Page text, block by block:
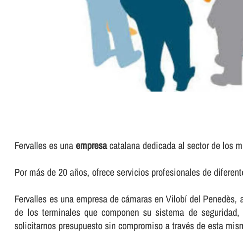
Fervalles es unaempresacatalana dedicada al sector de los
Por más de 20 años, ofrece servicios profesionales de
Fervalles es una empresa de cámaras en Vilobí del
de los terminales que componen su sistema de
solicitarnos presupuesto sin compromiso a través de esta